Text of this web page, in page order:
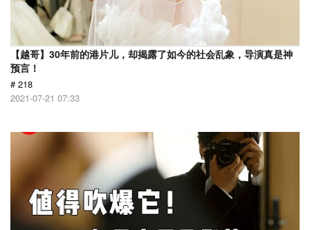
【越哥】30年前的港片儿，却揭露了如今的社会乱象，导演真是神
预言！
# 218
2021-07-21 07:33